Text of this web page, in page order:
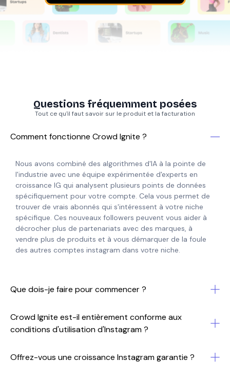
Questions fréquemment posées
Tout ce qu'il faut savoir sur le produit et la facturation
Comment fonctionne Crowd Ignite ?
Nous avons combiné des algorithmes d'IA à la pointe de
l'industrie avec une équipe expérimentée d'experts en
croissance IG qui analysent plusieurs points de données
spécifiquement pour votre compte. Cela vous permet de
trouver de vrais abonnés qui s'intéressent à votre niche
spécifique. Ces nouveaux followers peuvent vous aider à
décrocher plus de partenariats avec des marques, à
vendre plus de produits et à vous démarquer de la foule
des autres comptes instagram dans votre niche.
Que dois-je faire pour commencer ?
Crowd Ignite est-il entièrement conforme aux
conditions d'utilisation d'Instagram ?
Offrez-vous une croissance Instagram garantie ?